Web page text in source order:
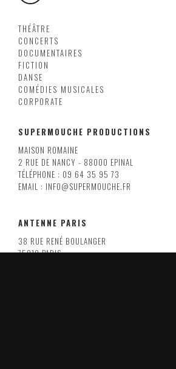
THÉÂTRE
CONCERTS
DOCUMENTAIRES
FICTION
DANSE
COMÉDIES MUSICALES
CORPORATE
SUPERMOUCHE PRODUCTIONS
MAISON ROMAINE
2 RUE DE NANCY - 88000 EPINAL
TÉLÉPHONE : 09 64 35 95 73
EMAIL : INFO@SUPERMOUCHE.FR
ANTENNE PARIS
38 RUE RENÉ BOULANGER
75010 PARIS